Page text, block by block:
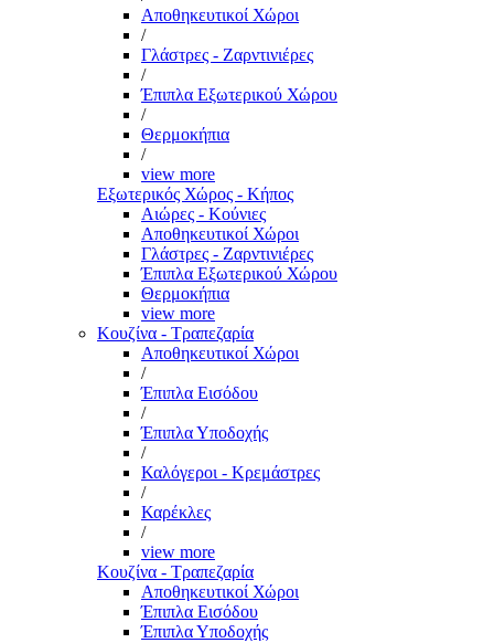
Αποθηκευτικοί Χώροι
/
Γλάστρες - Ζαρντινιέρες
/
Έπιπλα Εξωτερικού Χώρου
/
Θερμοκήπια
/
view more
Εξωτερικός Χώρος - Κήπος
Αιώρες - Κούνιες
Αποθηκευτικοί Χώροι
Γλάστρες - Ζαρντινιέρες
Έπιπλα Εξωτερικού Χώρου
Θερμοκήπια
view more
Κουζίνα - Τραπεζαρία
Αποθηκευτικοί Χώροι
/
Έπιπλα Εισόδου
/
Έπιπλα Υποδοχής
/
Καλόγεροι - Κρεμάστρες
/
Καρέκλες
/
view more
Κουζίνα - Τραπεζαρία
Αποθηκευτικοί Χώροι
Έπιπλα Εισόδου
Έπιπλα Υποδοχής